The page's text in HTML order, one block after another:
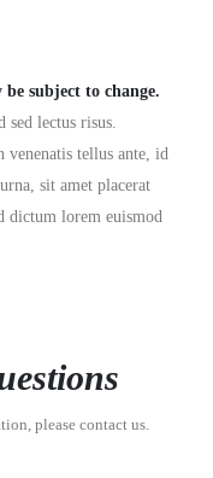
subject to change.
sed lectus risus.
venenatis tellus ante, id
sit amet placerat
dictum lorem euismod
please contact us.